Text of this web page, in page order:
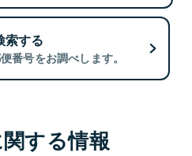
索する
番号をお調べします。
する情報